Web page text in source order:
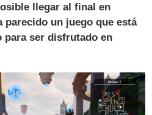
llegar al final en
parecido un juego que está
para ser disfrutado en